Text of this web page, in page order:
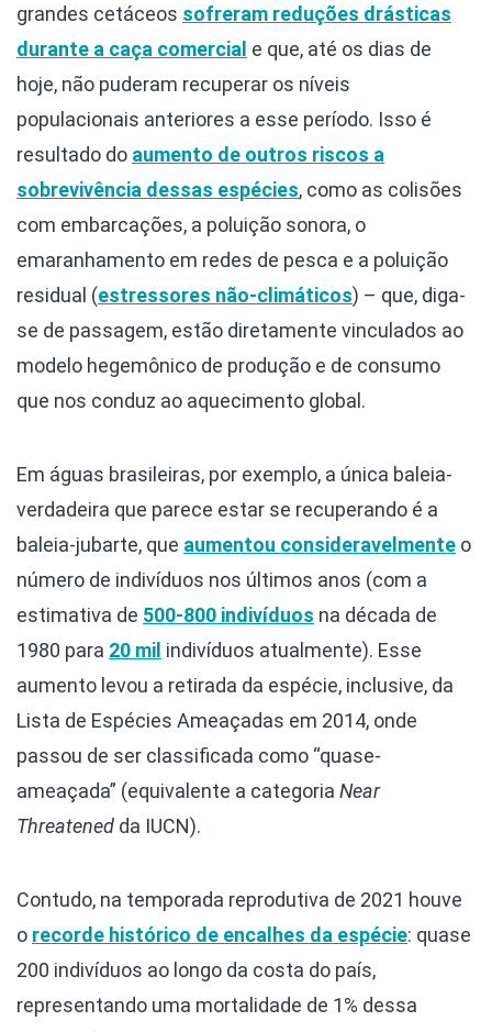
grandes cetáceos sofreram reduções drásticas
durante a caça comercial e que, até os dias de
hoje, não puderam recuperar os níveis
populacionais anteriores a esse período. Isso é
resultado do aumento de outros riscos a
sobrevivência dessas espécies, como as colisões
com embarcações, a poluição sonora, o
emaranhamento em redes de pesca e a poluição
residual (estressores não-climáticos) – que, diga-
se de passagem, estão diretamente vinculados ao
modelo hegemônico de produção e de consumo
que nos conduz ao aquecimento global.
Em águas brasileiras, por exemplo, a única baleia-
verdadeira que parece estar se recuperando é a
baleia-jubarte, que aumentou consideravelmente o
número de indivíduos nos últimos anos (com a
estimativa de 500-800 indivíduos na década de
1980 para 20 mil indivíduos atualmente). Esse
aumento levou a retirada da espécie, inclusive, da
Lista de Espécies Ameaçadas em 2014, onde
passou de ser classificada como “quase-
ameaçada” (equivalente a categoria Near
Threatened da IUCN).
Contudo, na temporada reprodutiva de 2021 houve
o recorde histórico de encalhes da espécie: quase
200 indivíduos ao longo da costa do país,
representando uma mortalidade de 1% dessa